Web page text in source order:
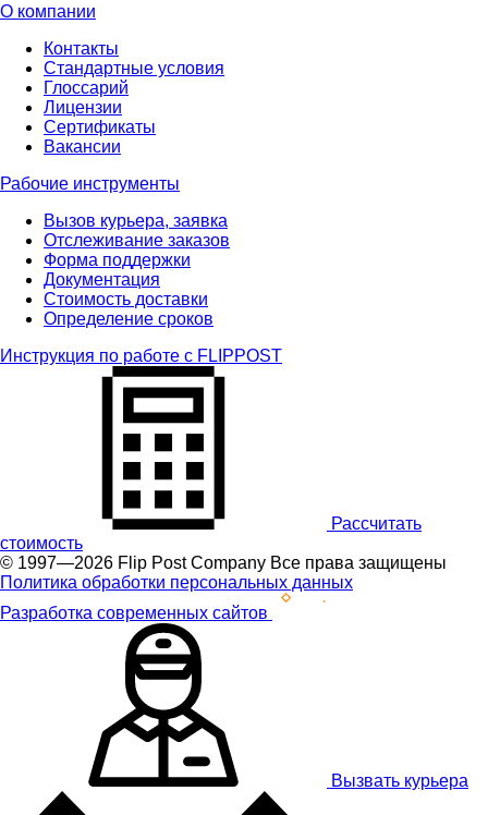
О компании
Контакты
Стандартные условия
Глоссарий
Лицензии
Сертификаты
Вакансии
Рабочие инструменты
Вызов курьера, заявка
Отслеживание заказов
Форма поддержки
Документация
Стоимость доставки
Определение сроков
Инструкция по работе с FLIPPOST
Рассчитать
стоимость
© 1997—2026 Flip Post Company Все права защищены
Политика обработки персональных данных
Разработка современных сайтов
Вызвать курьера